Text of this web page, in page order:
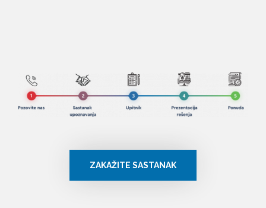
ZAKAŽITE SASTANAK